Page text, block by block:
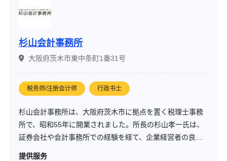
杉山会計事務所
大阪府茨木市東中条町1番31号
税务师/注册会计师 行政书士
杉山会計事務所は、大阪府茨木市に拠点を置く税理士事務
所で、昭和55年に開業されました。所長の杉山孝一氏は、
証券会社や会計事務所での経験を経て、企業経営者の良き
相談相手として数多くの中小企業の税務会計や経営指導に
提供服务